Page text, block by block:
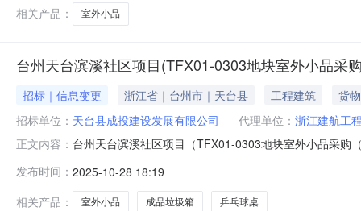
相关产品：
室外小品
台州天台滨溪社区项目(TFX01-0303地块室外小品采
招标｜信息变更 浙江省｜台州市｜天台县 工程建筑
货物
招标单位： 天台县成投建设发展有限公司 代理单位： 浙江建航工
正文内容： 台州天台滨溪社区项目（TFX01-0303地块室外小品采
0303地块）室外小品采购报价明细表.pdf台州天台滨溪社
发布时间： 2025-10-28 18:19
相关产品：
室外小品 成品垃圾箱 乒乓球桌